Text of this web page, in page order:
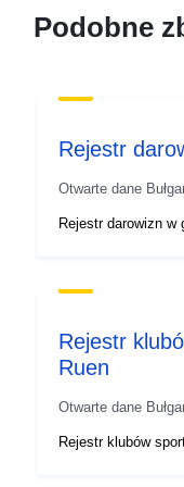
Podobne
Rejestr
Otwarte dane
Rejestr darowizn w
Rejestr
Ruen
Otwarte dane
Rejestr klubów